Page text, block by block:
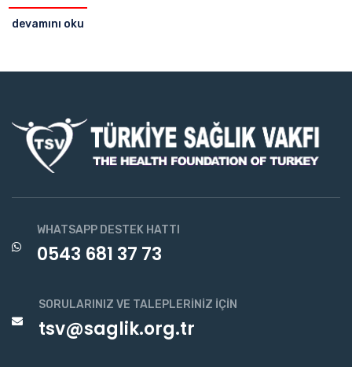
devamını oku
WHATSAPP DESTEK HATTI
0543 681 37 73
SORULARINIZ VE TALEPLERINIZ İÇIN
tsv@saglik.org.tr